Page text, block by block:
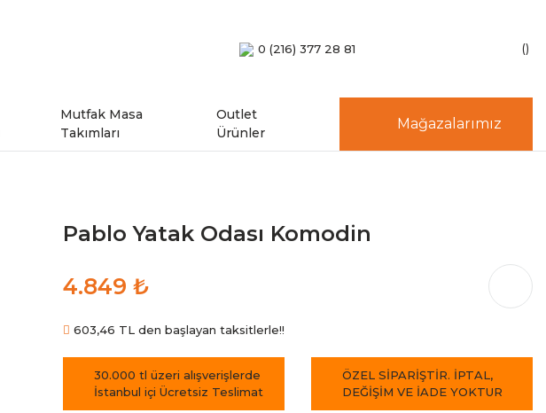
0 (216) 377 28 81
Mutfak Masa
Takımları
Outlet
Ürünler
Mağazalarımız
Pablo Yatak Odası Komodin
4.849 ₺
603,46 TL den başlayan taksitlerle!!
30.000 tl üzeri alışverişlerde
İstanbul içi Ücretsiz Teslimat
ÖZEL SİPARİŞTİR. İPTAL,
DEĞİŞİM VE İADE YOKTUR